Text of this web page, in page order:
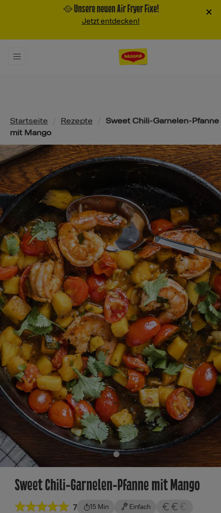
🥘 Unsere neuen Air Fryer Fixe!
Jetzt entdecken!
×
Pfadnavigation
Startseite Rezepte
Sweet Chili-Garnelen-Pfanne
mit Mango
Sweet Chili-Garnelen-Pfanne mit Mango
7 15 Min Einfach